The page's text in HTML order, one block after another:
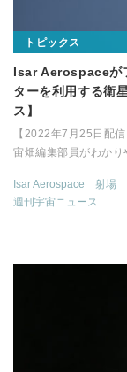
トピックス
Isar Aerospaceが
ターを利用する衛
ス】
【2022年7月25日配
宙畑編集部員がわかり
Isar Aerospace 射場
週刊宇宙ニュース